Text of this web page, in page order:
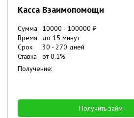
Касса Взаимопомощи
Сумма 10000 - 100000 ₽
Время
до 15 минут
Срок
30 - 270 дней
Ставка
от0.1%
Получение:
Получить займ